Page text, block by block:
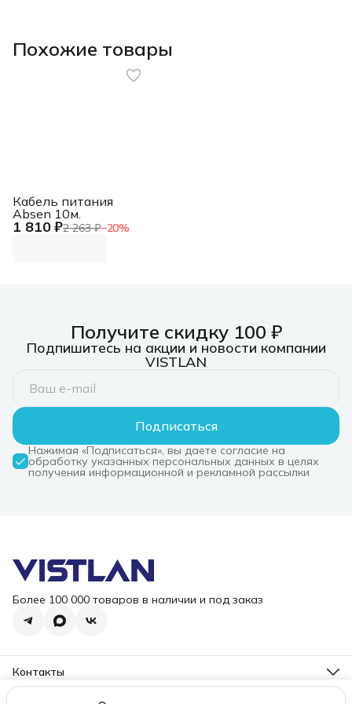
Похожие товары
1 810 ₽2 263 ₽−20%
Кабель питания
Absen 10м.
Получите скидку 100 ₽
Подпишитесь на акции и новости компании
VISTLAN
Подписаться
Нажимая «Подписаться», вы даете согласие на
обработку указанных персональных данных в целях
получения информационной и рекламной рассылки
Более 100 000 товаров в наличии и под заказ
Контакты
Режим работы